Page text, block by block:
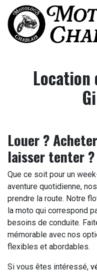
Se rendre au contenu
Location
Louer ?
laisser tenter ?
Que ce soit pour un
aventure quotidienne,
prendre la route. Notre
la moto qui correspond
besoins de conduite.
mémorable avec nos
flexibles et abordables.
Si vous êtes intéressé,